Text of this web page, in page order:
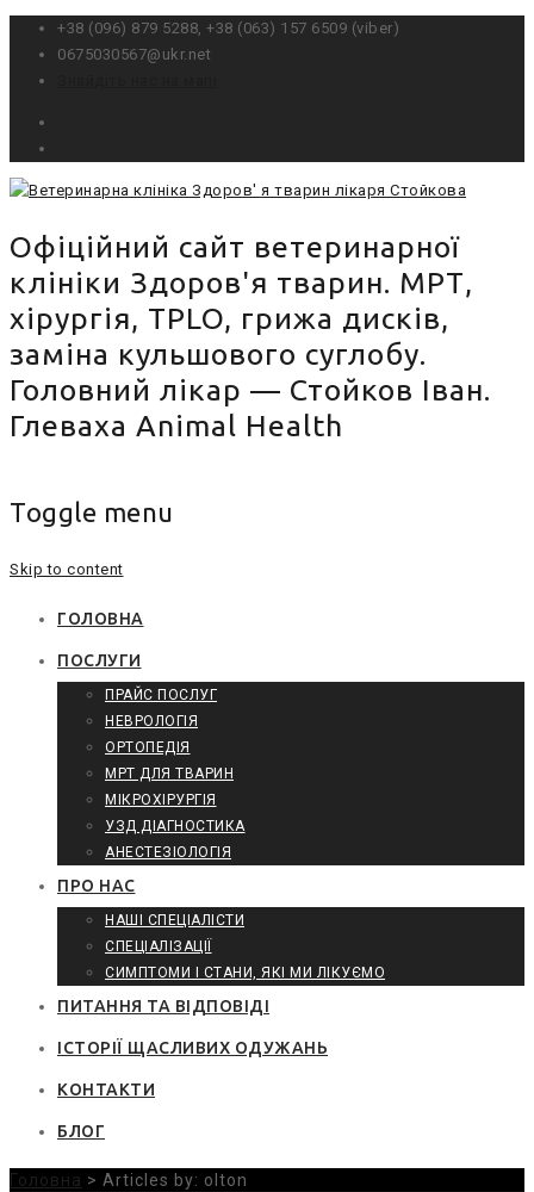
+38 (096) 879 5288, ‎+38 (0‎63) 157 6509 (viber)
0675030567@ukr.net
Офіційний сайт ветеринарної
клініки Здоров'я тварин. МРТ,
хірургія, TPLO, грижа дисків,
заміна кульшового суглобу.
Головний лікар — Стойков Іван.
Глеваха Animal Health
Toggle menu
Skip to content
ГОЛОВНА
ПОСЛУГИ
ПРАЙС ПОСЛУГ
НЕВРОЛОГІЯ
ОРТОПЕДІЯ
МРТ ДЛЯ ТВАРИН
МІКРОХІРУРГІЯ
УЗД ДІАГНОСТИКА
АНЕСТЕЗІОЛОГІЯ
ПРО НАС
НАШІ СПЕЦІАЛІСТИ
СПЕЦІАЛІЗАЦІЇ
СИМПТОМИ І СТАНИ, ЯКІ МИ ЛІКУЄМО
ПИТАННЯ ТА ВІДПОВІДІ
ІСТОРІЇ ЩАСЛИВИХ ОДУЖАНЬ
КОНТАКТИ
БЛОГ
Головна > Articles by: olton